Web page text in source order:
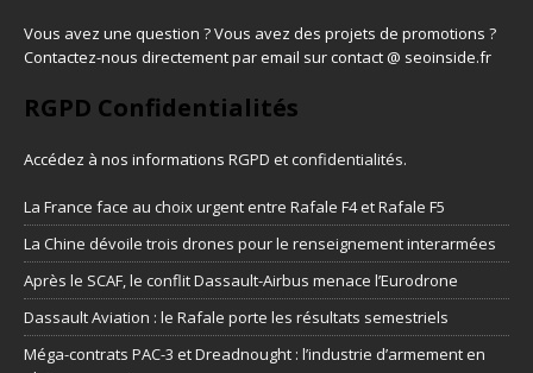
Vous avez une question ? Vous avez des projets de promotions ?
Contactez-nous directement par email sur contact @ seoinside.fr
RGPD Confidentialités
Accédez à nos informations RGPD et confidentialités.
La France face au choix urgent entre Rafale F4 et Rafale F5
La Chine dévoile trois drones pour le renseignement interarmées
Après le SCAF, le conflit Dassault-Airbus menace l’Eurodrone
Dassault Aviation : le Rafale porte les résultats semestriels
Méga-contrats PAC-3 et Dreadnought : l’industrie d’armement en